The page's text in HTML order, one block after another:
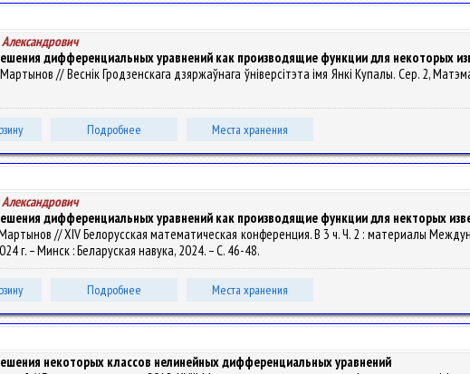
дифференциальных уравнений как производящие функции для некоторых
// Веснік Гродзенскага дзяржаўнага ўніверсітэта імя Янкі Купалы. Сер. 2,
Подробнее Места хранения
дифференциальных уравнений как производящие функции для некторых
// XIV Белорусская математическая конференция. В 3 ч. Ч. 2 : материалы
г. – Минск : Беларуская навука, 2024. – С. 46-48.
Подробнее Места хранения
некоторых классов нелинейных дифференциальных уравнений